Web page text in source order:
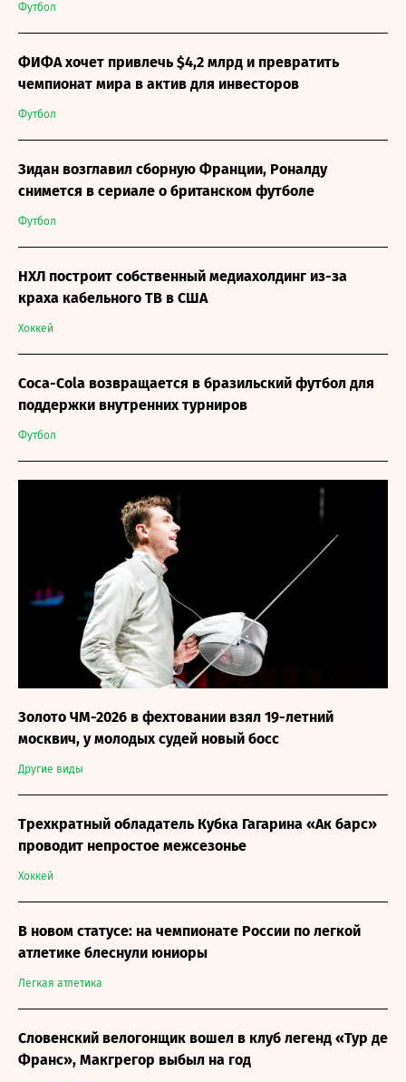
Футбол
Футбол
ФИФА хочет привлечь $4,2 млрд и превратить
чемпионат мира в актив для инвесторов
Футбол
Зидан возглавил сборную Франции, Роналду
снимется в сериале о британском футболе
Хоккей
НХЛ построит собственный медиахолдинг из-за
краха кабельного ТВ в США
Футбол
Coca-Cola возвращается в бразильский футбол для
поддержки внутренних турниров
Другие виды
Золото ЧМ-2026 в фехтовании взял 19-летний
москвич, у молодых судей новый босс
Хоккей
Трехкратный обладатель Кубка Гагарина «Ак барс»
проводит непростое межсезонье
Легкая атлетика
В новом статусе: на чемпионате России по легкой
атлетике блеснули юниоры
Словенский велогонщик вошел в клуб легенд «Тур де
Франс», Макгрегор выбыл на год